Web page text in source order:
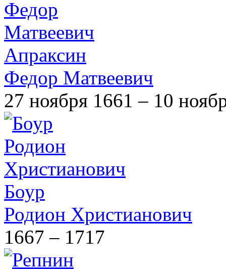
Апраксин
Федор Матвеевич
27 ноября 1661 – 10
Боур
Родион Христианович
1667 – 1717